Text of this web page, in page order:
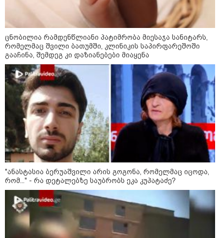
სამართალი
13:59 / 06-08-2026
ნიკა მელიას სასამართლოს
უპატივცემლობის ფაქტზე 1 წლით და 6
ცნობილია რამდენწლიანი პატიმრობა მიესაჯა სანიტარს,
რომელმაც შვილი ბათუმში, კლინიკის საპირფარეშოში
გააჩინა, შემდეგ კი დაზიანებები მიაყენა
"ანასტასია ბერუაშვილი არის გოგონა, რომელმაც იცოდა,
რომ..." - რა დეტალებზე საუბრობს ეკა კუპატაძე?